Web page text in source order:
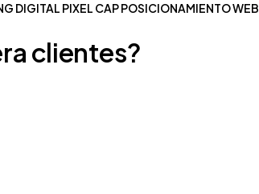
DIGITAL PIXEL CAPPOSICIONAMIENTO WEB
clientes?